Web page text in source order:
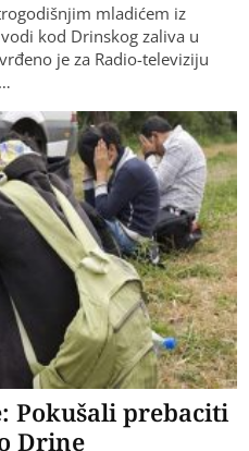
mladićem iz
kod Drinskog zaliva u
je za Radio-televiziju
Pokušali prebaciti
Drine